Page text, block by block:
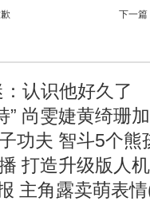
下一篇
认识他好久了
” 尚雯婕黄绮珊
功夫 智斗5个熊
打造升级版人
主角露卖萌表